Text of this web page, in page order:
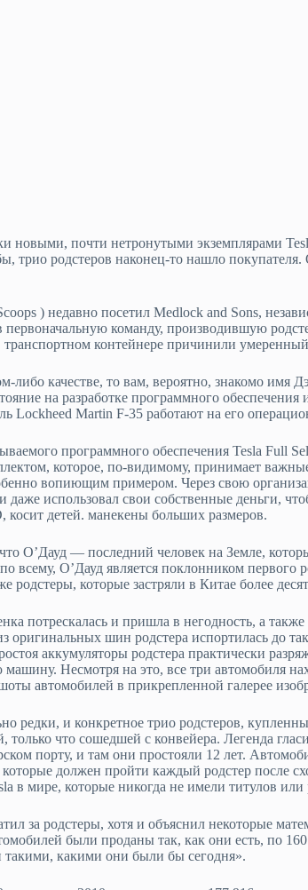
новыми, почти нетронутыми экземплярами
трио родстеров наконец-то нашло
) недавно посетил Medlock and Sons,
команду, производившую
контейнере причинили
либо качестве, то вам, вероятно, знакомо имя
на разработке программного
Lockheed Martin F-35 работают на его
программного обеспечения Tesla Full
которое, по-видимому, принимает
вопиющим примером. Через свою
даже использовал свои собственные деньги,
косит детей. манекены больших размеров.
О’Дауд — последний человек на Земле,
всему, О’Дауд является поклонником первого
которые застряли в Китае более
потрескалась и пришла в негодность, а
оригинальных шин родстера испортилась до
аккумуляторы родстера практически
Несмотря на это, все три автомобиля
автомобилей в прикрепленной галерее
редки, и конкретное трио родстеров,
что сошедшей с конвейера. Легенда
порту, и там они простояли 12 лет.
должен пройти каждый родстер после
в мире, которые никогда не имели титулов
за родстеры, хотя и объяснил некоторые
были проданы так, как они есть, по
какими они были бы сегодня».